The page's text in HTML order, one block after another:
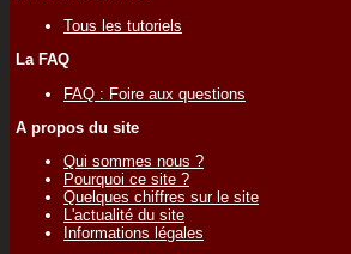
Tous les tutoriels
La FAQ
FAQ : Foire aux questions
A propos du site
Qui sommes nous ?
Pourquoi ce site ?
Quelques chiffres sur le site
L'actualité du site
Informations légales